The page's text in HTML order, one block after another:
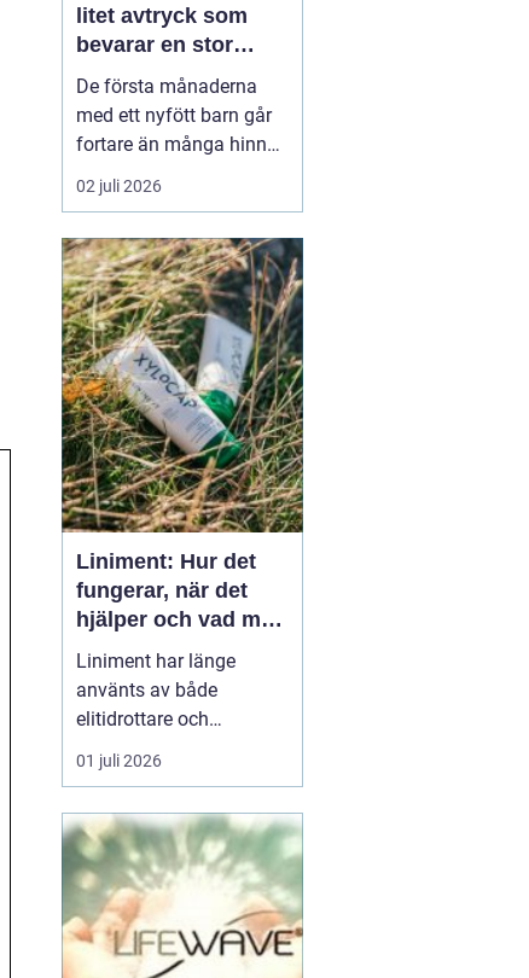
litet avtryck som
bevarar en stor
stund
De första månaderna
med ett nyfött barn går
fortare än många hinner
med. Ena dagen ryms
hela foten i handflatan,
redan vuxit ur sina första
pyjamasar.Ett fotavtryck
bebis fångarjust den d...
02 juli 2026
Liniment: Hur det
fungerar, när det
hjälper och vad man
bör tänka på
Liniment har länge
använts av både
elitidrottare och
vardagsmotionärer för
att lindra värk, stelhet
hur fungerar dessa
krämer egentligen, vad
innehåller de och när
passar de b&...
01 juli 2026